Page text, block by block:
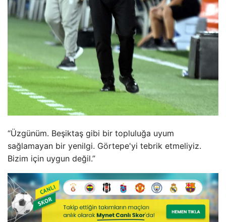
“Üzgünüm. Beşiktaş gibi bir topluluğa uyum
sağlamayan bir yenilgi. Görtepe'yi tebrik etmeliyiz.
Bizim için uygun değil.”